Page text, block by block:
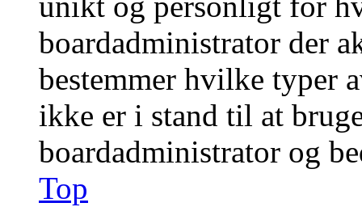
boardadministrator der
bestemmer hvilke typer
ikke er i stand til at
boardadministrator og
Top